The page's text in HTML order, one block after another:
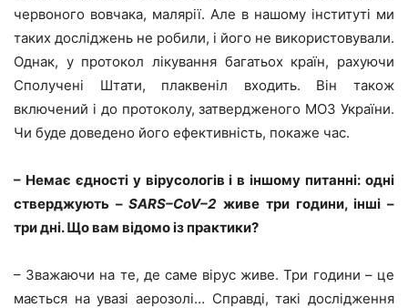
червоного вовчака, малярії. Але в нашому інституті ми
таких досліджень не робили, і його не використовували.
Однак, у протокол лікування багатьох країн, рахуючи
Сполучені Штати, плаквеніл входить. Він також
включений і до протоколу, затвердженого МОЗ України.
Чи буде доведено його ефективність, покаже час.
– Немає єдності у вірусологів і в іншому питанні: одні
стверджують –SARS–CoV–2 живе три години, інші –
три дні. Що вам відомо із практики?
– Зважаючи на те, де саме вірус живе. Три години – це
мається на увазі аерозолі… Справді, такі дослідження